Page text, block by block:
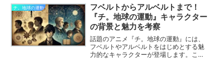
ます。キャラクターの魅力と共に、声優
たちの魅力も合わせてご覧ください。
チ。地球の運動
フベルトからアルベルトまで！
『チ。地球の運動』キャラクター
の背景と魅力を考察
話題のアニメ『チ。地球の運動』には、
フベルトやアルベルトをはじめとする魅
力的なキャラクターが登場します。この